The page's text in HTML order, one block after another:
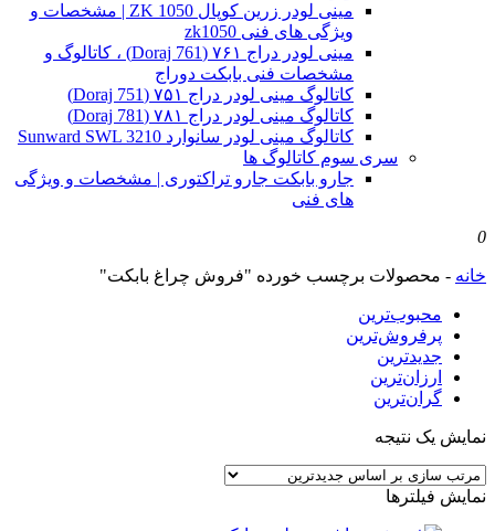
مینی لودر زرین کوپال ZK 1050 | مشخصات و
ویژگی های فنی zk1050
مینی لودر دراج ۷۶۱ (Doraj 761) ، کاتالوگ و
مشخصات فنی بابکت دوراج
کاتالوگ مینی لودر دراج ۷۵۱ (Doraj 751)
کاتالوگ مینی لودر دراج ۷۸۱ (Doraj 781)
کاتالوگ مینی لودر سانوارد Sunward SWL 3210
سری سوم کاتالوگ ها
جارو بابکت جارو تراکتوری | مشخصات و ویژگی
های فنی
0
خانه - محصولات برچسب خورده "فروش چراغ بابکت"
محبوب‌ترین
پرفروش‌ترین
جدیدترین
ارزان‌ترین
گران‌ترین
نمایش یک نتیجه
نمایش فیلترها